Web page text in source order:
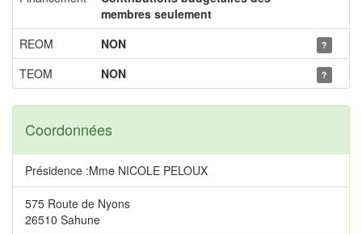
membres seulement
REOM
NON ?
TEOM NON ?
Coordonnées
Présidence :Mme NICOLE PELOUX
575 Route de Nyons
26510 Sahune